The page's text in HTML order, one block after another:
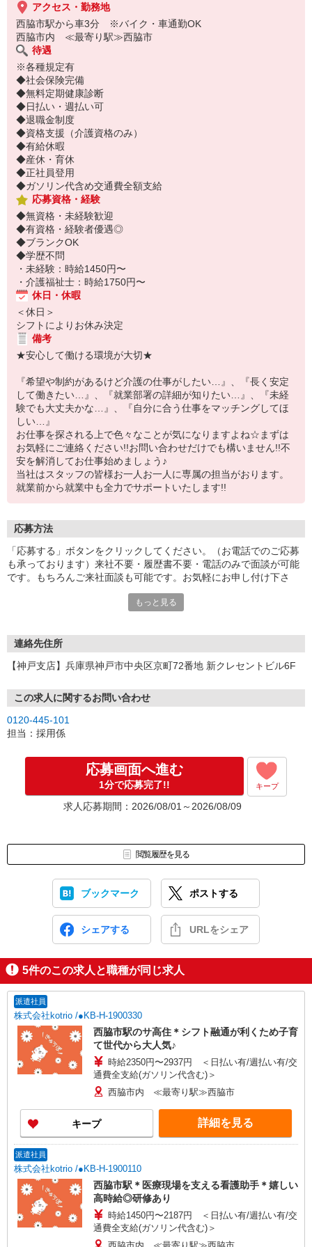
アクセス・勤務地
西脇市駅から車3分 ※バイク・車通勤OK
西脇市内 ≪最寄り駅≫西脇市
待遇
※各種規定有
◆社会保険完備
◆無料定期健康診断
◆日払い・週払い可
◆退職金制度
◆資格支援（介護資格のみ）
◆有給休暇
◆産休・育休
◆正社員登用
◆ガソリン代含め交通費全額支給
応募資格・経験
◆無資格・未経験歓迎
◆有資格・経験者優遇◎
◆ブランクOK
◆学歴不問
・未経験：時給1450円〜
・介護福祉士：時給1750円〜
休日・休暇
＜休日＞
シフトによりお休み決定
備考
★安心して働ける環境が大切★
『希望や制約があるけど介護の仕事がしたい…』、『長く安定
して働きたい…』、『就業部署の詳細が知りたい…』、『未経
験でも大丈夫かな…』、『自分に合う仕事をマッチングしてほ
しい…』
お仕事を探される上で色々なことが気になりますよね☆まずは
お気軽にご連絡ください!!お問い合わせだけでも構いません!!不
安を解消してお仕事始めましょう♪
当社はスタッフの皆様お一人お一人に専属の担当がおります。
就業前から就業中も全力でサポートいたします!!
応募方法
「応募する」ボタンをクリックしてください。（お電話でのご応募
も承っております）来社不要・履歴書不要・電話のみで面談が可能
です。もちろんご来社面談も可能です。お気軽にお申し付け下さ
もっと見る
連絡先住所
【神戸支店】兵庫県神戸市中央区京町72番地 新クレセントビル6F
この求人に関するお問い合わせ
0120-445-101
担当：採用係
応募画面へ進む
1分で応募完了!! キープ
求人応募期間：2026/08/01～2026/08/09
閲覧履歴を見る
ブックマーク ポストする
シェアする URLをシェア
5件のこの求人と職種が同じ求人
派遣社員
株式会社kotrio /●KB-H-1900330
西脇市駅のサ高住＊シフト融通が利くため子育
て世代から大人気♪
時給2350円〜2937円 ＜日払い有/週払い有/交
通費全支給(ガソリン代含む)＞
西脇市内 ≪最寄り駅≫西脇市
キープ 詳細を見る
派遣社員
株式会社kotrio /●KB-H-1900110
西脇市駅＊医療現場を支える看護助手＊嬉しい
高時給◎研修あり
時給1450円〜2187円 ＜日払い有/週払い有/交
通費全支給(ガソリン代含む)＞